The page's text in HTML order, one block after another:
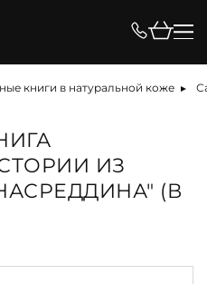
книги в натуральной коже
ИЗ
(В